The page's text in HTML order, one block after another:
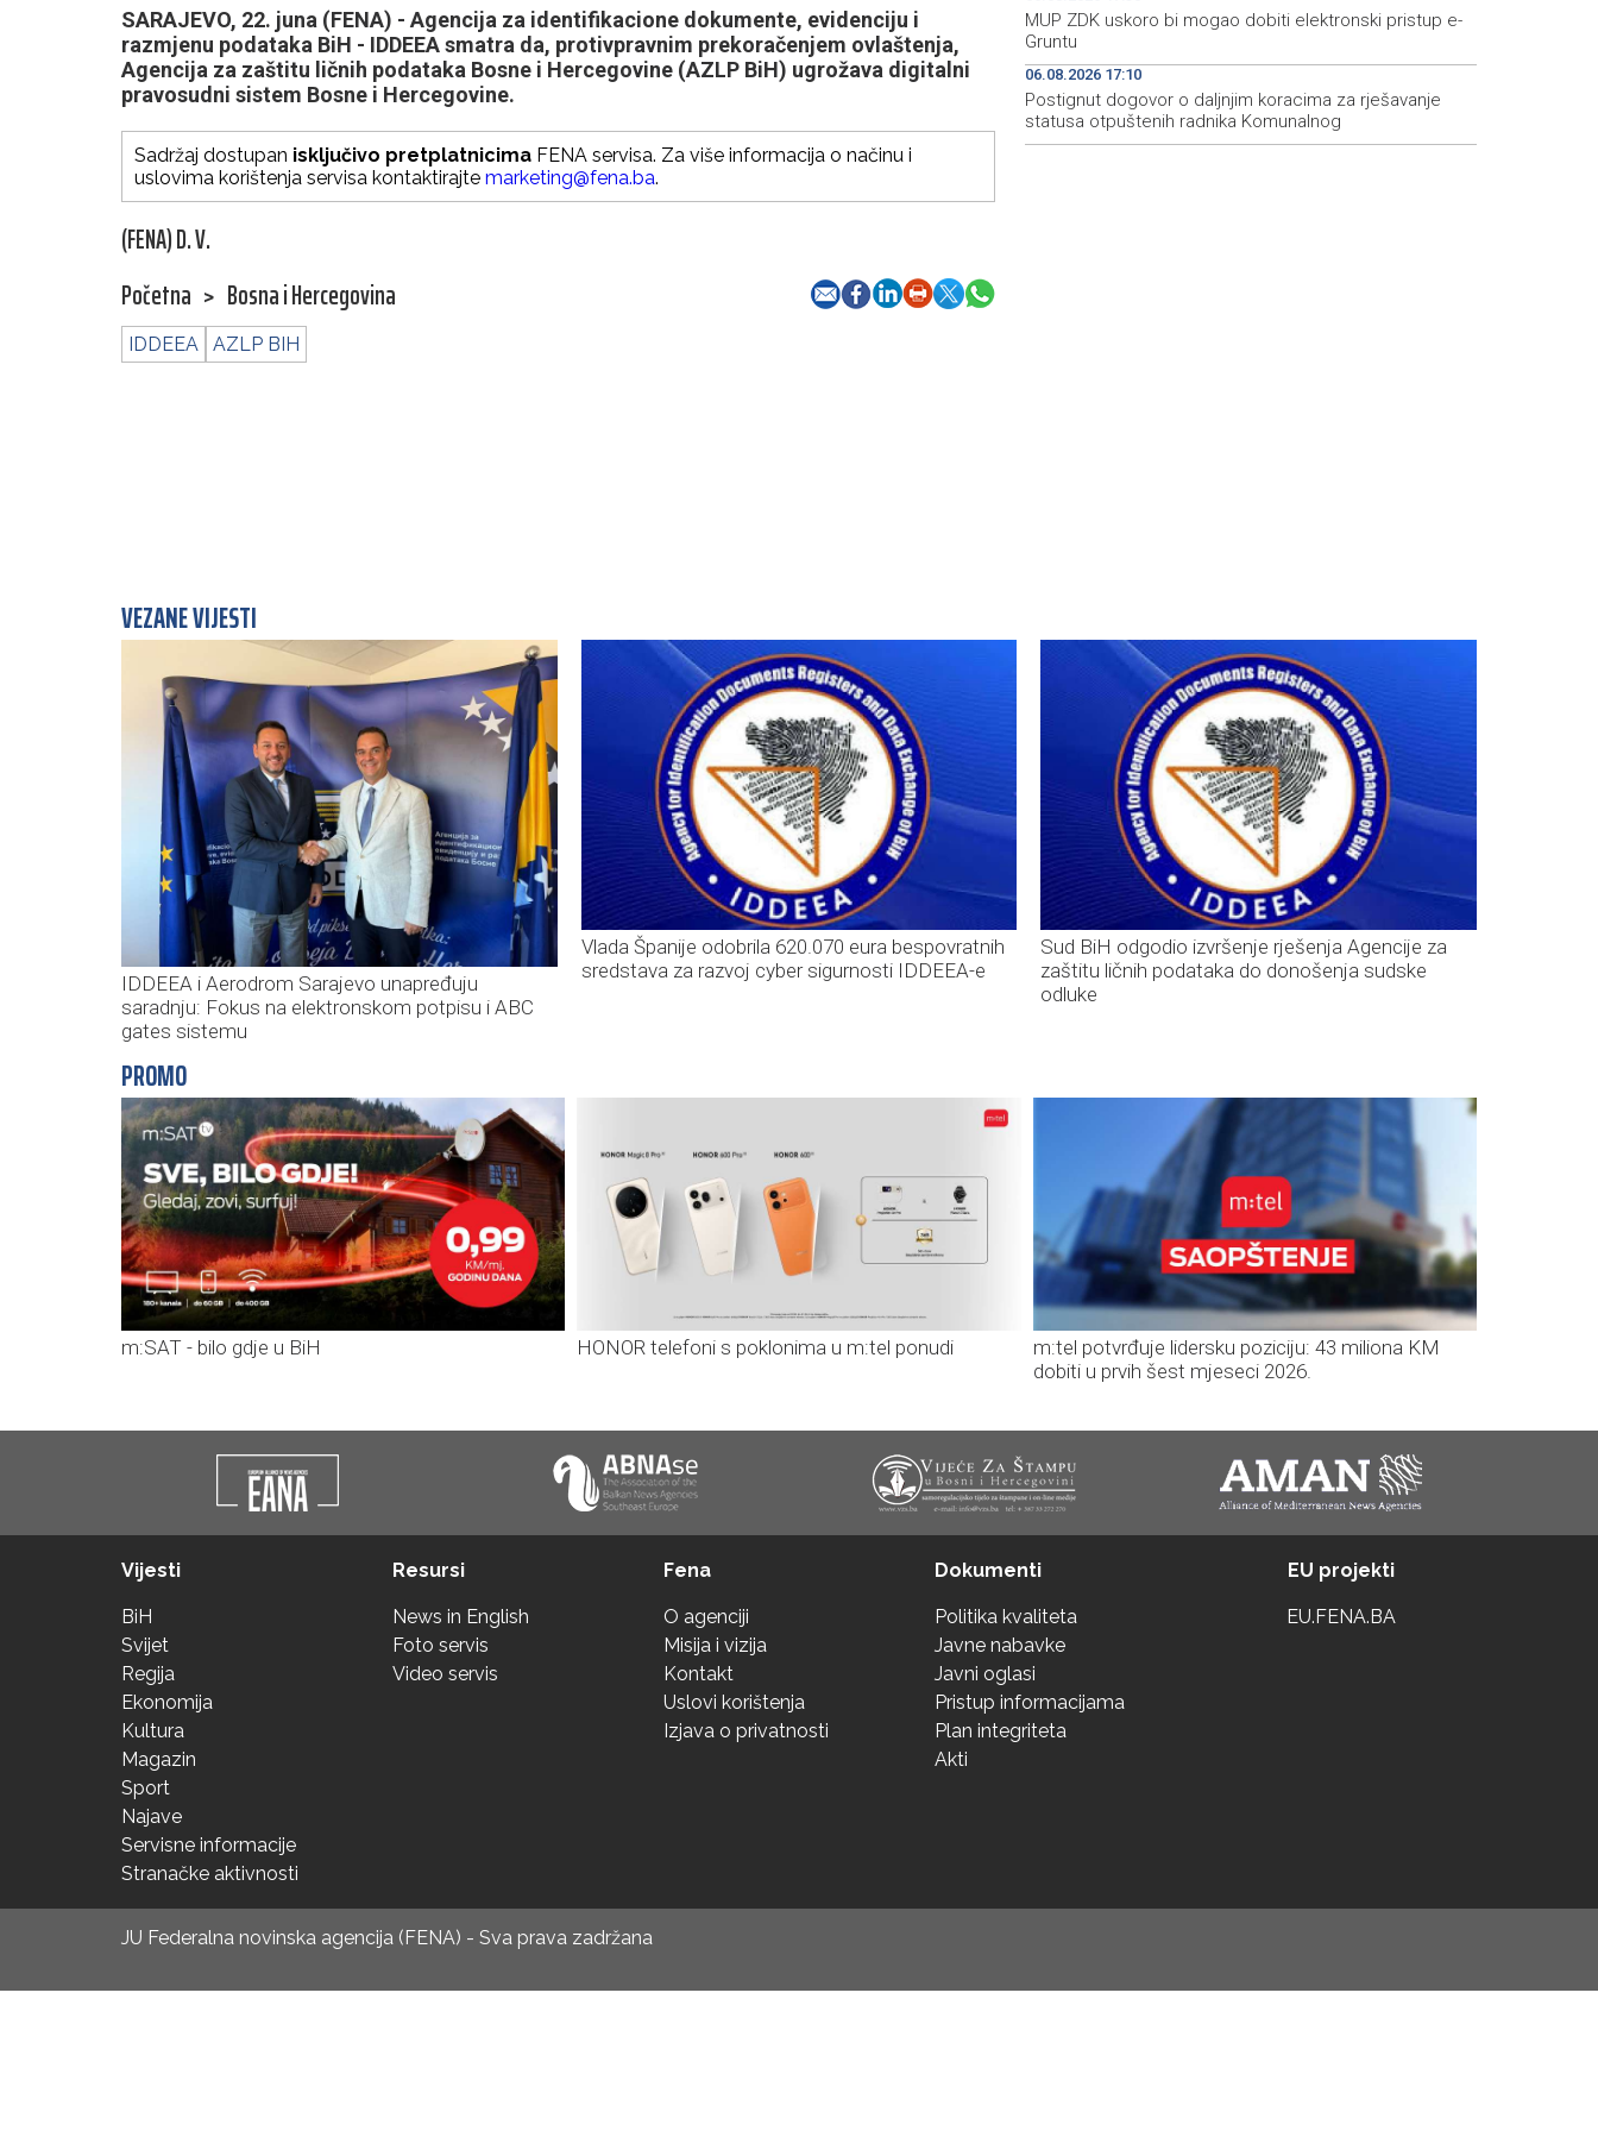
SARAJEVO, 22. juna (FENA) - Agencija za identifikacione dokumente, evidenciju i
razmjenu podataka BiH - IDDEEA smatra da, protivpravnim prekoračenjem ovlaštenja,
Agencija za zaštitu ličnih podataka Bosne i Hercegovine (AZLP BiH) ugrožava digitalni
pravosudni sistem Bosne i Hercegovine.
Sadržaj dostupan isključivo pretplatnicima FENA servisa. Za više informacija o načinu i
uslovima korištenja servisa kontaktirajte marketing@fena.ba.
(FENA) D. V.
Početna > Bosna i Hercegovina
IDDEEA AZLP BIH
MUP ZDK uskoro bi mogao dobiti elektronski pristup e-
Gruntu
06.08.2026 17:10
Postignut dogovor o daljnjim koracima za rješavanje
statusa otpuštenih radnika Komunalnog
VEZANE VIJESTI
IDDEEA i Aerodrom Sarajevo unapređuju
saradnju: Fokus na elektronskom potpisu i ABC
gates sistemu
Vlada Španije odobrila 620.070 eura bespovratnih
sredstava za razvoj cyber sigurnosti IDDEEA-e
Sud BiH odgodio izvršenje rješenja Agencije za
zaštitu ličnih podataka do donošenja sudske
odluke
PROMO
m:SAT - bilo gdje u BiH HONOR telefoni s poklonima u m:tel ponudi
m:tel potvrđuje lidersku poziciju: 43 miliona KM
dobiti u prvih šest mjeseci 2026.
Vijesti
BiH
Svijet
Regija
Ekonomija
Kultura
Magazin
Sport
Najave
Servisne informacije
Stranačke aktivnosti
Resursi
News in English
Foto servis
Video servis
Fena
O agenciji
Misija i vizija
Kontakt
Uslovi korištenja
Izjava o privatnosti
Dokumenti
Politika kvaliteta
Javne nabavke
Javni oglasi
Pristup informacijama
Plan integriteta
Akti
EU projekti
EU.FENA.BA
JU Federalna novinska agencija (FENA) - Sva prava zadržana